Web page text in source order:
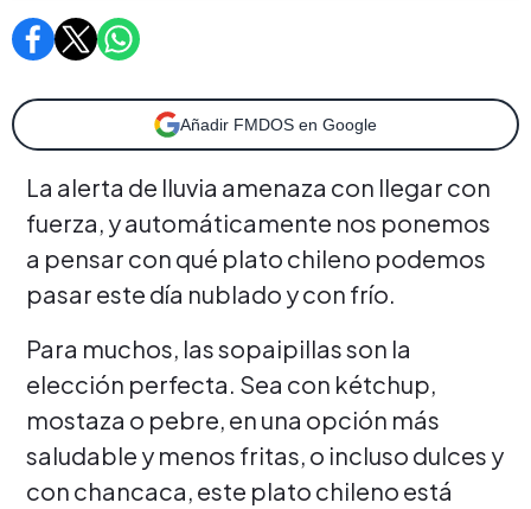
Añadir FMDOS en Google
La alerta de lluvia amenaza con llegar con
fuerza, y automáticamente nos ponemos
a pensar con qué plato chileno podemos
pasar este día nublado y con frío.
Para muchos, las sopaipillas son la
elección perfecta. Sea con kétchup,
mostaza o pebre, en una opción más
saludable y menos fritas, o incluso dulces y
con chancaca, este plato chileno está